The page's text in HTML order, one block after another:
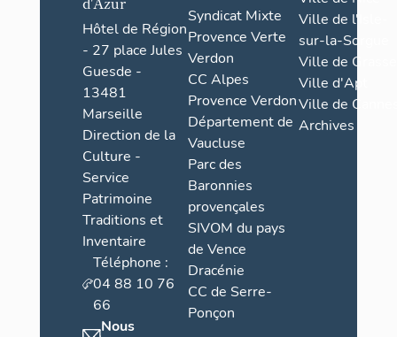
Hôtel de Région
- 27 place Jules
Guesde -
13481
Marseille
Direction de la
Culture -
Service
Patrimoine
Traditions et
Inventaire
Téléphone :
04 88 10 76
66
Nous
Syndicat Mixte
Provence Verte
Verdon
CC Alpes
Provence Verdon
Département de
Vaucluse
Parc des
Baronnies
provençales
SIVOM du pays
de Vence
Dracénie
CC de Serre-
Ponçon
Ville de l'Isle-
sur-la-Sorgue
Ville de Grasse
Ville d'Apt
Ville de
Archives